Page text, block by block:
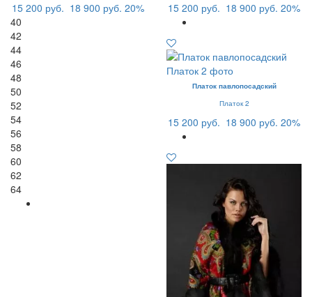
15 200 руб. 18 900 руб. 20%
40
42
44
46
48
50
52
54
56
58
60
62
64
15 200 руб. 18 900 руб. 20%
Платок павлопосадский
Платок 2
15 200 руб. 18 900 руб. 20%